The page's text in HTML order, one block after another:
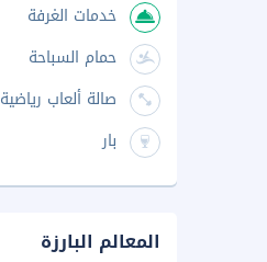
خدمات الغرفة
حمام السباحة
صالة ألعاب رياضية
بار
المعالم البارزة